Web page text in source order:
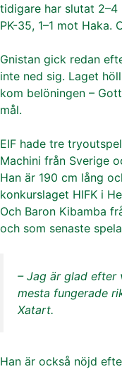
tidigare har slutat 2–4
PK-35, 1–1 mot Haka.
Gnistan gick redan
inte ned sig. Laget
kom belöningen –
mål.
EIF hade tre
Machini från Sverige
Han är 190 cm lång
konkurslaget HIFK i
Och Baron Kibamba
och som senaste
– Jag är glad efter
mesta fungerade
Xatart.
Han är också nöjd